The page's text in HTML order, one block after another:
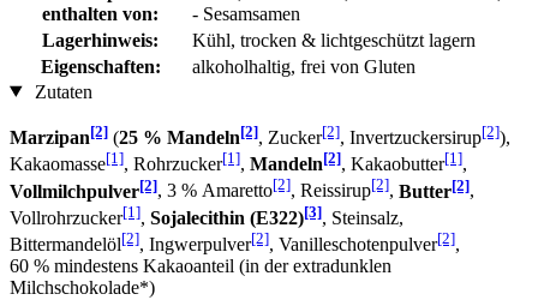
enthalten von:
- Sesamsamen
Lagerhinweis:
Kühl, trocken & lichtgeschützt lagern
Eigenschaften:
alkoholhaltig, frei von Gluten
Zutaten
Marzipan[2] (25 % Mandeln[2], Zucker[2], Invertzuckersirup[2]),
Kakaomasse[1], Rohrzucker[1], Mandeln[2], Kakaobutter[1],
Vollmilchpulver[2], 3 % Amaretto[2], Reissirup[2], Butter[2],
Vollrohrzucker[1], Sojalecithin (E322)[3], Steinsalz,
Bittermandelöl[2], Ingwerpulver[2], Vanilleschotenpulver[2],
60 % mindestens Kakaoanteil (in der extradunklen
Milchschokolade*)